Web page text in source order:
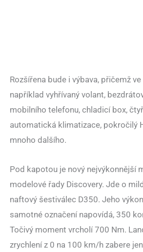
Rozšířena bude i výbava, přičemž
například vyhřívaný volant,
mobilního telefonu, chladicí box,
automatická klimatizace, pokročilý
mnoho dalšího.
Pod kapotou je nový nejvýkonnější
modelové řady Discovery. Jde o
naftový šestiválec D350. Jeho
samotné označení napovídá, 350
Točivý moment vrcholí 700 Nm.
zrychlení z 0 na 100 km/h zabere